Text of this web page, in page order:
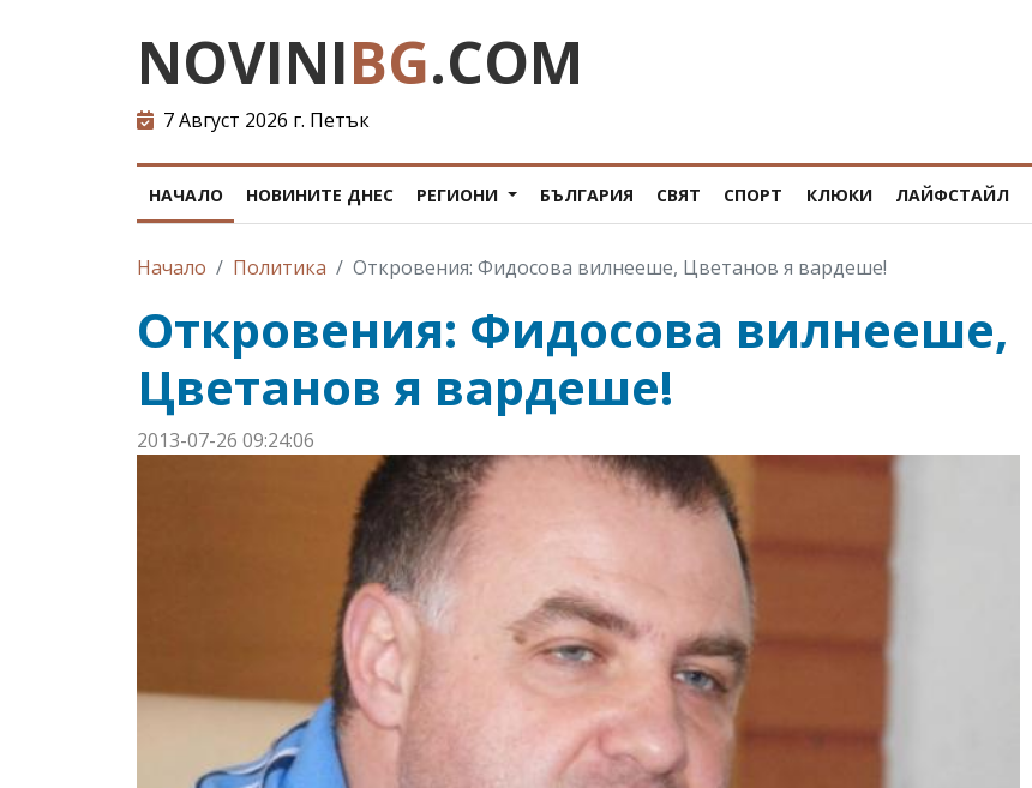
NOVINIBG.COM
7 Август 2026 г. Петък
НАЧАЛО НОВИНИТЕ ДНЕС РЕГИОНИ БЪЛГАРИЯ СВЯТ СПОРТ КЛЮКИ ЛАЙФСТАЙЛ
Начало Политика Откровения: Фидосова вилнееше, Цветанов я вардеше!
Откровения: Фидосова вилнееше,
Цветанов я вардеше!
2013-07-26 09:24:06